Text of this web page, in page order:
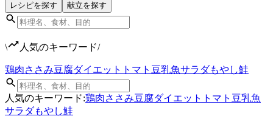
レシピを探す 献立を探す
\ 人気のキーワード/
鶏肉ささみ豆腐ダイエット トマト 豆乳魚サラダもやし鮭
人気のキーワード:鶏肉ささみ豆腐ダイエット トマト 豆乳魚
サラダもやし鮭